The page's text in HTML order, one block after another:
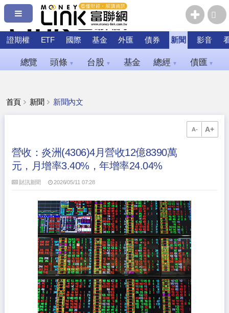
證期權 ETF 國際 基金 外匯 債券 新聞 影音
總覽 頭條 ▼ 台股 ▼ 基金 總經 ▼ 債匯 ▼
首頁 新聞 新聞內文
A- A+
營收：炎洲(4306)4月營收12億8390萬
元，月增率3.40%，年增率24.04%
財訊新聞 2026/05/11 07:28